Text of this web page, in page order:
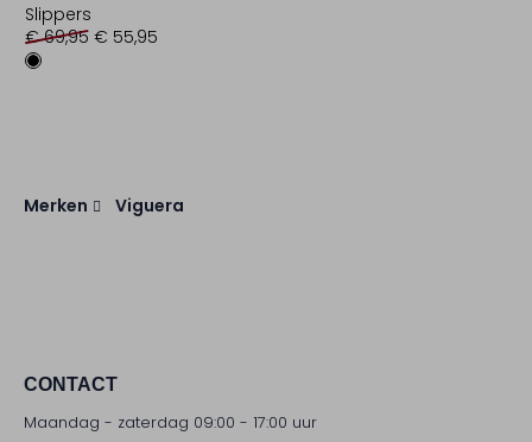
Slippers
€ 69,95 € 55,95
Merken Viguera
CONTACT
Maandag - zaterdag 09:00 - 17:00 uur